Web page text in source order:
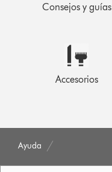
Consejos y guías
Accesorios
Ayuda